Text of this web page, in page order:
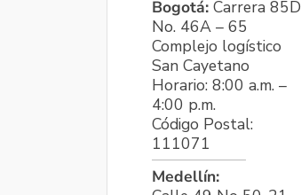
Bogotá: Carrera 85D
No. 46A – 65
Complejo logístico
San Cayetano
Horario: 8:00 a.m. –
4:00 p.m.
Código Postal:
111071
Medellín: